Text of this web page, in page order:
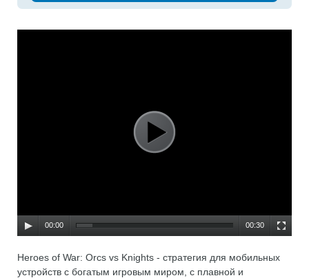
00:00 00:30
Heroes of War: Orcs vs Knights - стратегия для мобильных
устройств с богатым игровым миром, с плавной и